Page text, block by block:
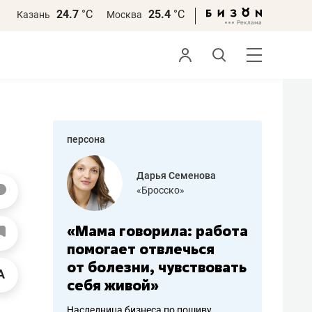
Казань 24.7 °С Москва 25.4 °С
персона
Дарья Семенова
«Бросско»
«Мама говорила: работа
помогает отвлечься
от болезни, чувствовать
себя живой»